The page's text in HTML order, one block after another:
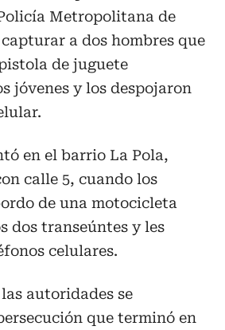
Metropolitana de
a dos hombres que
de juguete
jóvenes y los despojaron
en el barrio La Pola,
calle 5, cuando los
de una motocicleta
dos transeúntes y les
celulares.
autoridades se
que terminó en